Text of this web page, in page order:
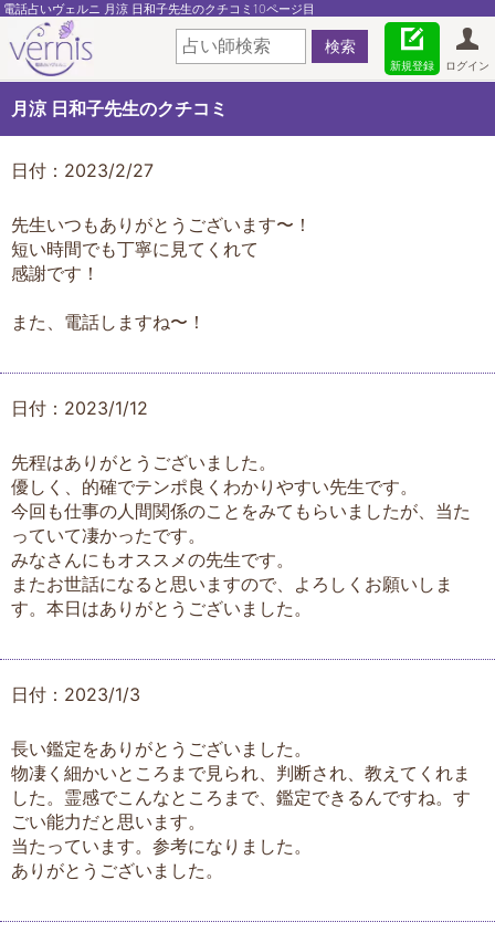
電話占いヴェルニ 月涼 日和子先生のクチコミ10ページ目
ログイン
新規登録
月涼 日和子先生のクチコミ
日付：2023/2/27
先生いつもありがとうございます〜！
短い時間でも丁寧に見てくれて
感謝です！
また、電話しますね〜！
日付：2023/1/12
先程はありがとうございました。
優しく、的確でテンポ良くわかりやすい先生です。
今回も仕事の人間関係のことをみてもらいましたが、当た
っていて凄かったです。
みなさんにもオススメの先生です。
またお世話になると思いますので、よろしくお願いしま
す。本日はありがとうございました。
日付：2023/1/3
長い鑑定をありがとうございました。
物凄く細かいところまで見られ、判断され、教えてくれま
した。霊感でこんなところまで、鑑定できるんですね。す
ごい能力だと思います。
当たっています。参考になりました。
ありがとうございました。